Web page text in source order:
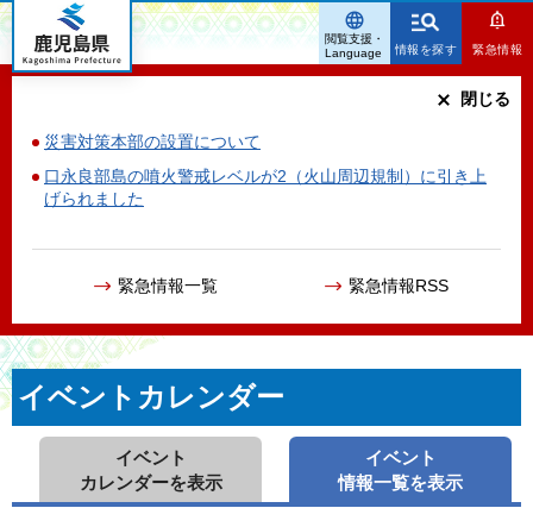
鹿児島県
情報を探す 緊急情報
災害対策本部の設置について
口永良部島の噴火警戒レベルが2（火山周辺規制）に引き上
げられました
緊急情報一覧 緊急情報RSS
閉じる
閲覧支援・
Language
イベントカレンダー
イベント
カレンダーを表示
イベント
情報一覧を表示